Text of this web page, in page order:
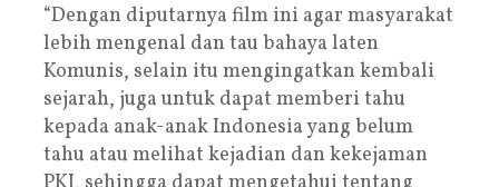
“Dengan diputarnya film ini agar masyarakat
lebih mengenal dan tau bahaya laten
Komunis, selain itu mengingatkan kembali
sejarah, juga untuk dapat memberi tahu
kepada anak-anak Indonesia yang belum
tahu atau melihat kejadian dan kekejaman